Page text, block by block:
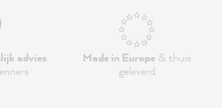
advies
Made in Europe& thuis
geleverd